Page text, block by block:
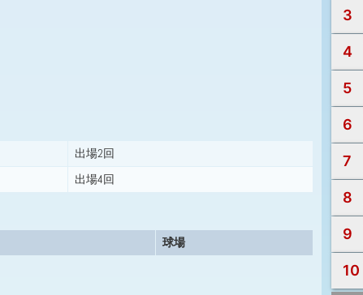
出場2回
出場4回
球場
3
4
5
6
7
8
9
10